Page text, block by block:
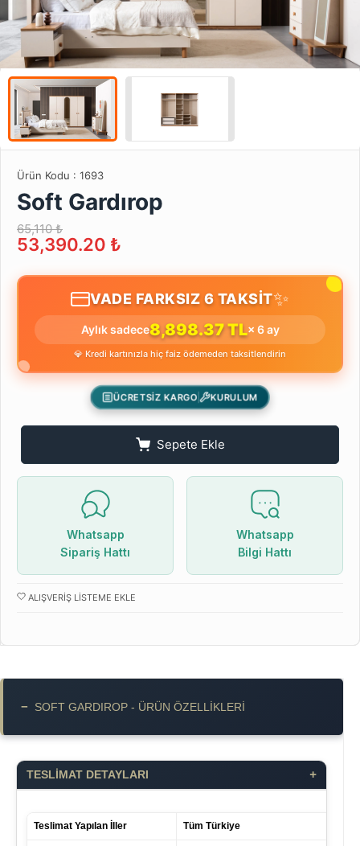
Ürün Kodu : 1693
Soft Gardırop
65,110 ₺
53,390.20 ₺
VADE FARKSIZ 6 TAKSİT✨
Aylık sadece8,898.37 TL× 6 ay
💎 Kredi kartınızla hiç faiz ödemeden taksitlendirin
ÜCRETSİZ KARGO KURULUM
Sepete Ekle
Whatsapp
Sipariş Hattı
Whatsapp
Bilgi Hattı
ALIŞVERIŞ LISTEME EKLE
− SOFT GARDIROP - ÜRÜN ÖZELLIKLERI
TESLİMAT DETAYLARI +
Teslimat Yapılan İller Tüm Türkiye